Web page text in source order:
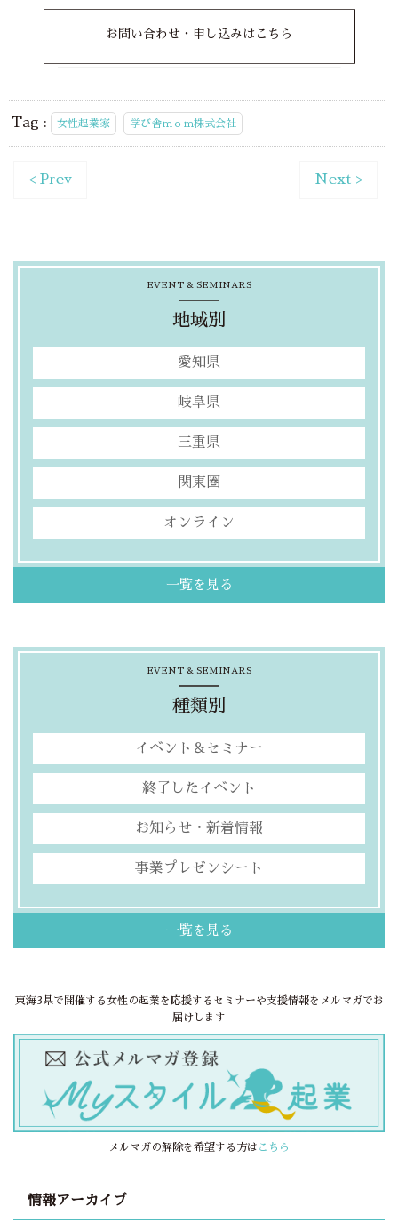
お問い合わせ・申し込みはこちら
Tag : 女性起業家 学び舎ｍｏｍ株式会社
< Prev Next >
EVENT & SEMINARS
地域別
愛知県
岐阜県
三重県
関東圏
オンライン
一覧を見る
EVENT & SEMINARS
種類別
イベント＆セミナー
終了したイベント
お知らせ・新着情報
事業プレゼンシート
一覧を見る
東海3県で開催する女性の起業を応援するセミナーや支援情報をメルマガでお
届けします
メルマガの解除を希望する方は こちら
情報アーカイブ